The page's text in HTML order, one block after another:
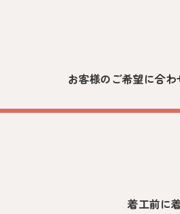
お客様のご希望に合
着工前に